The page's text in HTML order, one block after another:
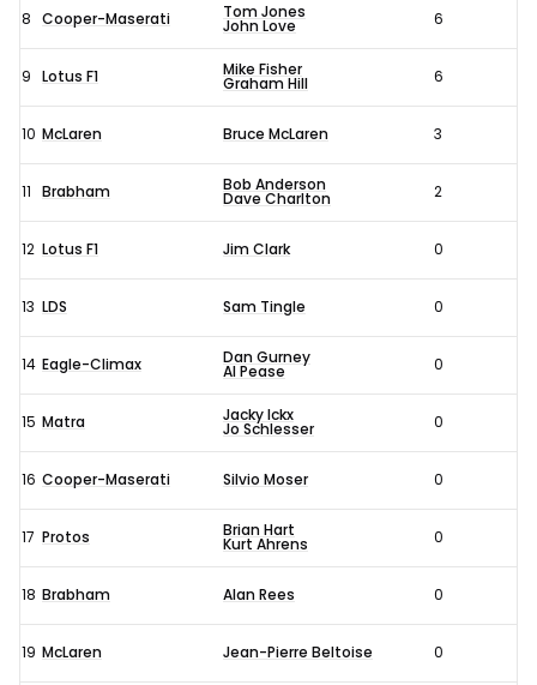
8 Cooper-Maserati Tom Jones
John Love 6
9 Lotus F1 Mike Fisher
Graham Hill 6
10 McLaren Bruce McLaren 3
11 Brabham Bob Anderson
Dave Charlton 2
12 Lotus F1 Jim Clark 0
13 LDS Sam Tingle 0
14 Eagle-Climax Dan Gurney
Al Pease 0
15 Matra Jacky Ickx
Jo Schlesser 0
16 Cooper-Maserati Silvio Moser 0
17 Protos Brian Hart
Kurt Ahrens 0
18 Brabham Alan Rees 0
19 McLaren Jean-Pierre Beltoise 0